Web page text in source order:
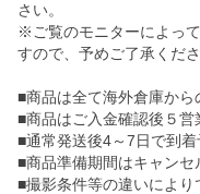
さい。
※ご覧のモニターによっ
すので、予めご了承くださ
■商品は全て海外倉庫から
■商品はご入金確認後５営
■通常発送後4～7日で到着
■商品準備期間はキャンセ
■撮影条件等の違いにより